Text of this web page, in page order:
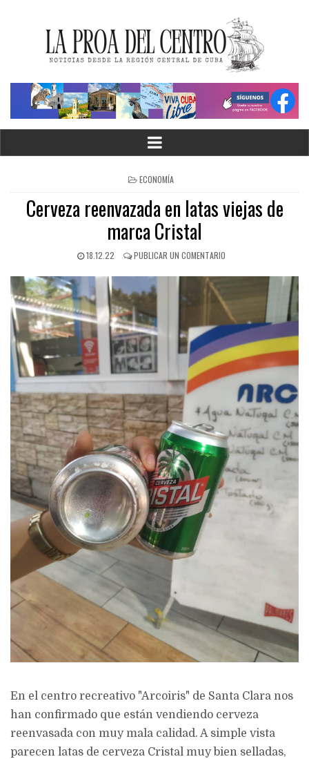
ECONOMÍA
Cerveza reenvazada en latas viejas de
marca Cristal
18.12.22 PUBLICAR UN COMENTARIO
En el centro recreativo "Arcoiris" de Santa Clara nos
han confirmado que están vendiendo cerveza
reenvasada con muy mala calidad. A simple vista
parecen latas de cerveza Cristal muy bien selladas,